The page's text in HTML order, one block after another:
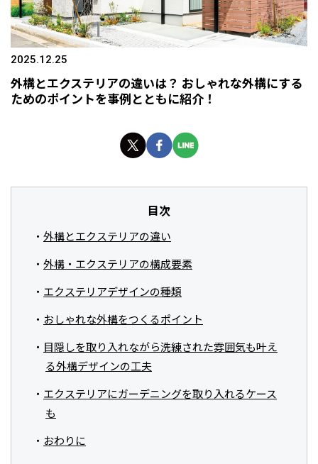
2025.12.25
外構とエクステリアの違いは？ おしゃれな外構にする
ためのポイントを事例とともに紹介！
目次
外構とエクステリアの違い
外構・エクステリアの構成要素
エクステリアデザインの種類
おしゃれな外構をつくるポイント
目隠しを取り入れながら洗練された雰囲気も叶え
る外構デザインの工夫
エクステリアにガーデニングを取り入れるケース
も
おわりに